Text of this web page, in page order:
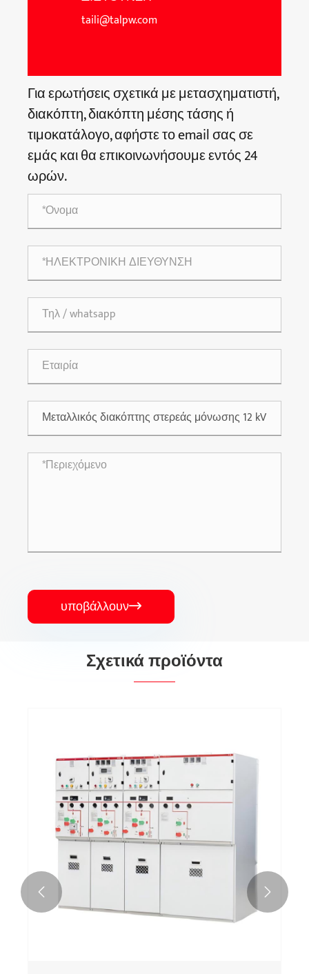
taili@talpw.com
Για ερωτήσεις σχετικά με μετασχηματιστή,
διακόπτη, διακόπτη μέσης τάσης ή
τιμοκατάλογο, αφήστε το email σας σε
εμάς και θα επικοινωνήσουμε εντός 24
ωρών.
υποβάλλουν
Σχετικά προϊόντα
 